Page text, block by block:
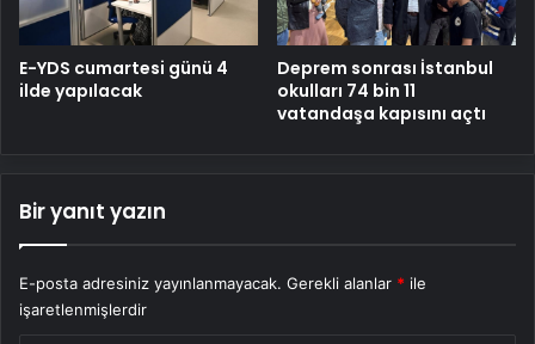
E-YDS cumartesi günü 4
ilde yapılacak
Deprem sonrası İstanbul
okulları 74 bin 11
vatandaşa kapısını açtı
Bir yanıt yazın
E-posta adresiniz yayınlanmayacak. Gerekli alanlar * ile
işaretlenmişlerdir